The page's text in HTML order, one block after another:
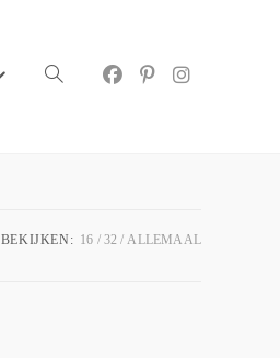
BEKIJKEN: 16 32 ALLEMAAL